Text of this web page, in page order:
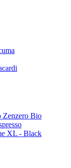
Zenzero Bio
XL - Black